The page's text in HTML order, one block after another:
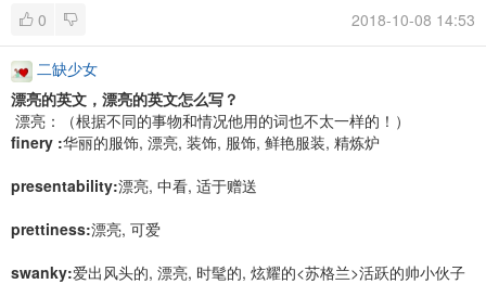
0
2018-10-08 14:53
二缺少女
漂亮的英文，漂亮的英文怎么写？
漂亮：（根据不同的事物和情况他用的词也不太一样的！）
finery :华丽的服饰, 漂亮, 装饰, 服饰, 鲜艳服装, 精炼炉
presentability:漂亮, 中看, 适于赠送
prettiness:漂亮, 可爱
swanky:爱出风头的, 漂亮, 时髦的, 炫耀的<苏格兰>活跃的帅小伙子